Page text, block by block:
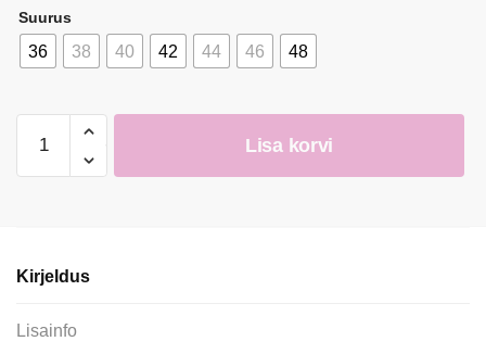
Suurus
36 38 40 42 44 46 48
teksad
Goodies
Lisa korvi
Kirjeldus
Lisainfo